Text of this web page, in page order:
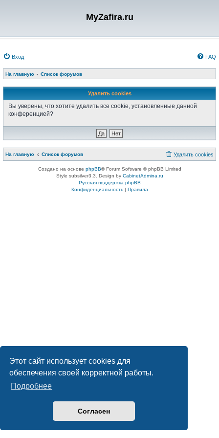
Этот сайт использует cookies для
обеспечения своей корректной работы.
Подробнее
Согласен
MyZafira.ru
Вход FAQ
На главную Список форумов
Удалить cookies
Вы уверены, что хотите удалить все cookie, установленные данной
конференцией?
На главную Список форумов Удалить cookies
Создано на основе phpBB® Forum Software © phpBB Limited
Style subsilver3.3. Design by CabinetAdmina.ru
Русская поддержка phpBB
Конфиденциальность| Правила